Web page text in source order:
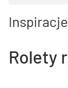
Inspiracje
Rolety